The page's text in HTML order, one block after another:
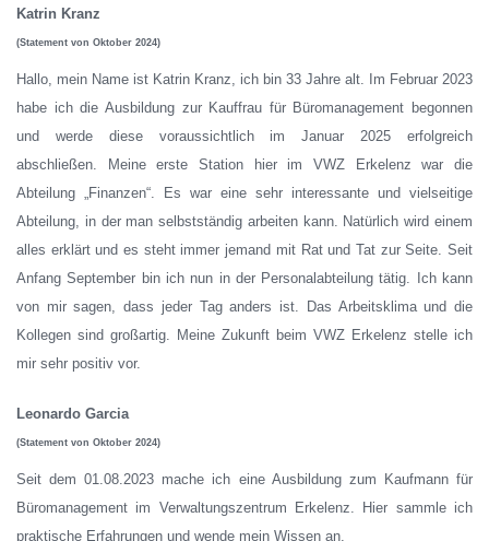
Katrin Kranz
(Statement von Oktober 2024)
Hallo, mein Name ist Katrin Kranz, ich bin 33 Jahre alt. Im Februar 2023
habe ich die Ausbildung zur Kauffrau für Büromanagement begonnen
und werde diese voraussichtlich im Januar 2025 erfolgreich
abschließen. Meine erste Station hier im VWZ Erkelenz war die
Abteilung „Finanzen“. Es war eine sehr interessante und vielseitige
Abteilung, in der man selbstständig arbeiten kann. Natürlich wird einem
alles erklärt und es steht immer jemand mit Rat und Tat zur Seite. Seit
Anfang September bin ich nun in der Personalabteilung tätig. Ich kann
von mir sagen, dass jeder Tag anders ist. Das Arbeitsklima und die
Kollegen sind großartig. Meine Zukunft beim VWZ Erkelenz stelle ich
mir sehr positiv vor.
Leonardo Garcia
(Statement von Oktober 2024)
Seit dem 01.08.2023 mache ich eine Ausbildung zum Kaufmann für
Büromanagement im Verwaltungszentrum Erkelenz. Hier sammle ich
praktische Erfahrungen und wende mein Wissen an.